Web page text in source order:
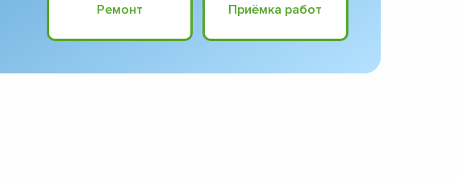
Ремонт Приёмка работ